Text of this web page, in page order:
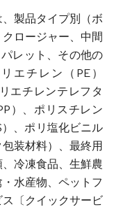
製品タイプ別（ボ
ロージャー、中間
レット、その他の
エチレン（PE）
エチレンテレフタ
）、ポリスチレン
）、ポリ塩化ビニル
包装材料）、最終用
冷凍食品、生鮮農
水産物、ペットフ
〔クイックサービ